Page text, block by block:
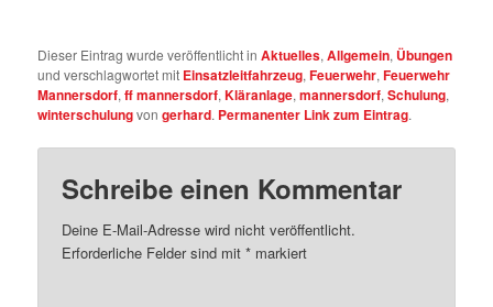
Dieser Eintrag wurde veröffentlicht inAktuelles,Allgemein, Übungen
und verschlagwortet mit Einsatzleitfahrzeug,Feuerwehr,Feuerwehr
Mannersdorf,ff mannersdorf,Kläranlage,mannersdorf,Schulung,
winterschulungvongerhard. Permanenter Link zum Eintrag.
Schreibe einen Kommentar
Deine E-Mail-Adresse wird nicht veröffentlicht.
Erforderliche Felder sind mit* markiert